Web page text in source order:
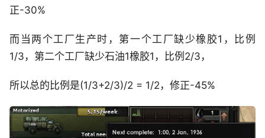
正-30%
而当两个工厂生产时，第一个工厂缺少橡胶1，比例
1/3，第二个工厂缺少石油1橡胶1，比例2/3，
所以总的比例是(1/3+2/3)/2 = 1/2，修正-45%